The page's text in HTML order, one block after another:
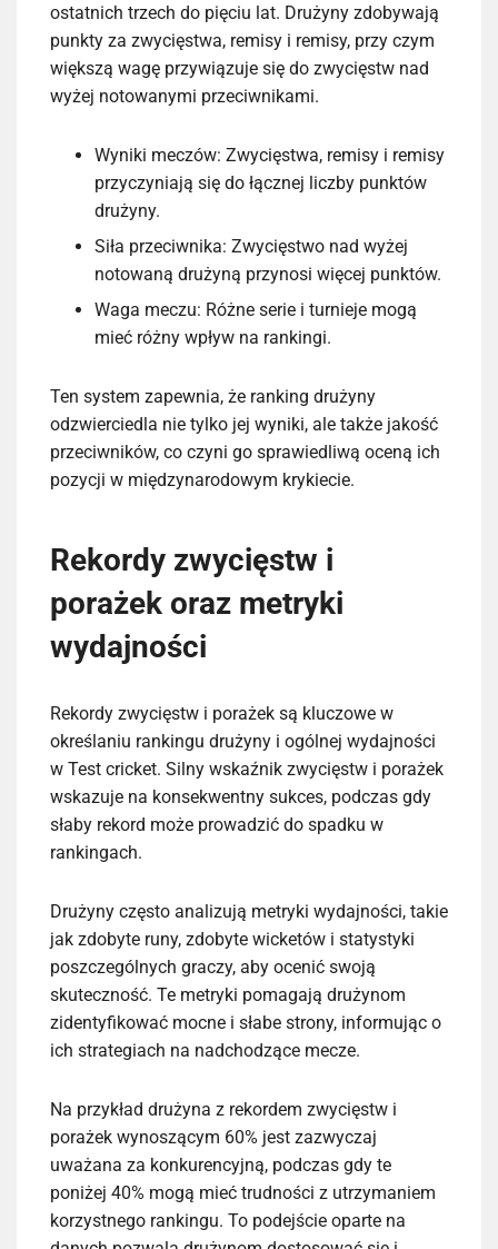
ostatnich trzech do pięciu lat. Drużyny zdobywają
punkty za zwycięstwa, remisy i remisy, przy czym
większą wagę przywiązuje się do zwycięstw nad
wyżej notowanymi przeciwnikami.
Wyniki meczów: Zwycięstwa, remisy i remisy
przyczyniają się do łącznej liczby punktów
drużyny.
Siła przeciwnika: Zwycięstwo nad wyżej
notowaną drużyną przynosi więcej punktów.
Waga meczu: Różne serie i turnieje mogą
mieć różny wpływ na rankingi.
Ten system zapewnia, że ranking drużyny
odzwierciedla nie tylko jej wyniki, ale także jakość
przeciwników, co czyni go sprawiedliwą oceną ich
pozycji w międzynarodowym krykiecie.
Rekordy zwycięstw i
porażek oraz metryki
wydajności
Rekordy zwycięstw i porażek są kluczowe w
określaniu rankingu drużyny i ogólnej wydajności
w Test cricket. Silny wskaźnik zwycięstw i porażek
wskazuje na konsekwentny sukces, podczas gdy
słaby rekord może prowadzić do spadku w
rankingach.
Drużyny często analizują metryki wydajności, takie
jak zdobyte runy, zdobyte wicketów i statystyki
poszczególnych graczy, aby ocenić swoją
skuteczność. Te metryki pomagają drużynom
zidentyfikować mocne i słabe strony, informując o
ich strategiach na nadchodzące mecze.
Na przykład drużyna z rekordem zwycięstw i
porażek wynoszącym 60% jest zazwyczaj
uważana za konkurencyjną, podczas gdy te
poniżej 40% mogą mieć trudności z utrzymaniem
korzystnego rankingu. To podejście oparte na